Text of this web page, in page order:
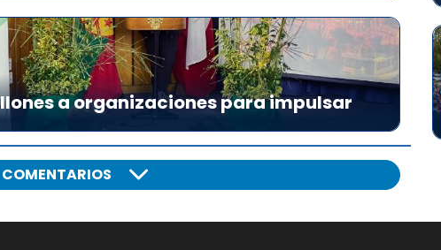
a organizaciones para impulsar
COMENTARIOS